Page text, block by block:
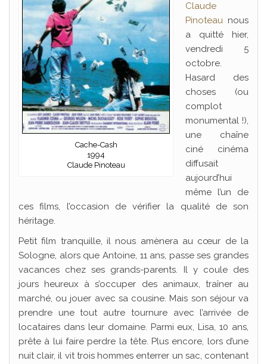
Cache-Cash
1994
Claude Pinoteau
Claude
Pinoteau nous
a quitté hier,
vendredi 5
octobre.
Hasard des
choses (ou
complot
monumental !),
une chaîne
ciné cinéma
diffusait
aujourd’hui
même l’un de
ces films, l’occasion de vérifier la qualité de son
héritage.
Petit film tranquille, il nous amènera au cœur de la
Sologne, alors que Antoine, 11 ans, passe ses grandes
vacances chez ses grands-parents. Il y coule des
jours heureux à s’occuper des animaux, traîner au
marché, ou jouer avec sa cousine. Mais son séjour va
prendre une tout autre tournure avec l’arrivée de
locataires dans leur domaine. Parmi eux, Lisa, 10 ans,
prête à lui faire perdre la tête. Plus encore, lors d’une
nuit clair, il vit trois hommes enterrer un sac, contenant